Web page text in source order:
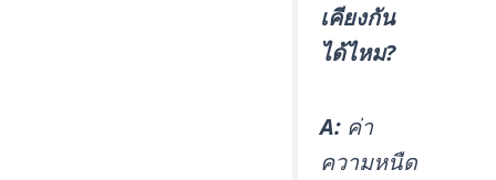
เคียงกัน
ได้ไหม?
A:ค่า
ความหนืด